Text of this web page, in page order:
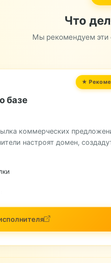
Что
Мы рекомендуем эти
базе
коммерческих
настроят домен,